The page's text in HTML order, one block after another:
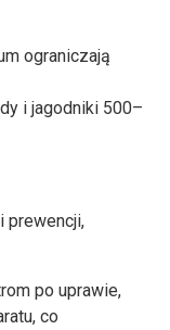
ograniczają
i jagodniki 500–
prewencji,
po uprawie,
co